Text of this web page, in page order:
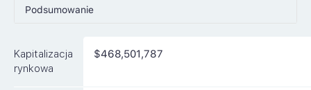
Podsumowanie
Rynki
Kapitalizacja
rynkowa
$468,501,787